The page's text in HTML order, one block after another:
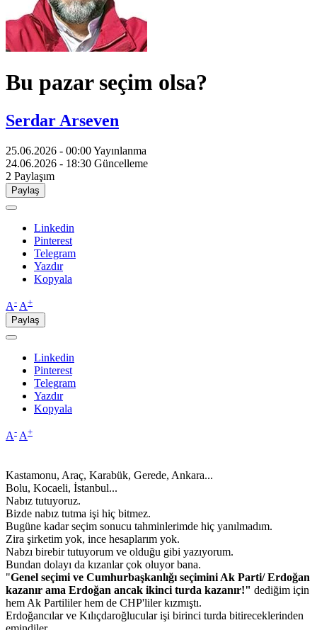
Bu pazar seçim olsa?
Serdar Arseven
25.06.2026 - 00:00Yayınlanma
24.06.2026 - 18:30 Güncelleme
2 Paylaşım
Paylaş
Linkedin
Pinterest
Telegram
Yazdır
Kopyala
A- A+
Paylaş
Linkedin
Pinterest
Telegram
Yazdır
Kopyala
A- A+
Kastamonu, Araç, Karabük, Gerede, Ankara...
Bolu, Kocaeli, İstanbul...
Nabız tutuyoruz.
Bizde nabız tutma işi hiç bitmez.
Bugüne kadar seçim sonucu tahminlerimde hiç yanılmadım.
Zira şirketim yok, ince hesaplarım yok.
Nabzı birebir tutuyorum ve olduğu gibi yazıyorum.
Bundan dolayı da kızanlar çok oluyor bana.
"Genel seçimi ve Cumhurbaşkanlığı seçimini Ak Parti/ Erdoğan
kazanır ama Erdoğan ancak ikinci turda kazanır!" dediğim için
hem Ak Partililer hem de CHP'liler kızmıştı.
Erdoğancılar ve Kılıçdaroğlucular işi birinci turda bitireceklerinden